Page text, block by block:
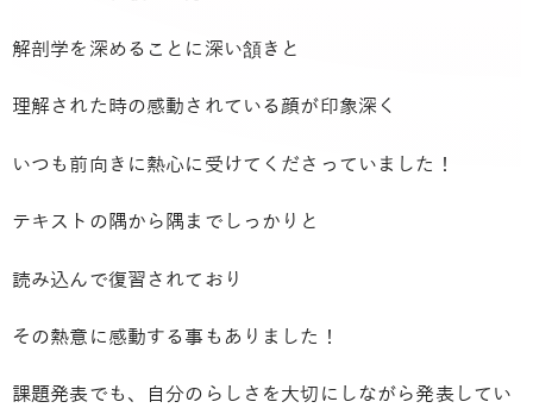
解剖学を深めることに深い頷きと
理解された時の感動されている顔が印象深く
いつも前向きに熱心に受けてくださっていました！
テキストの隅から隅までしっかりと
読み込んで復習されており
その熱意に感動する事もありました！
課題発表でも、自分のらしさを大切にしながら発表してい